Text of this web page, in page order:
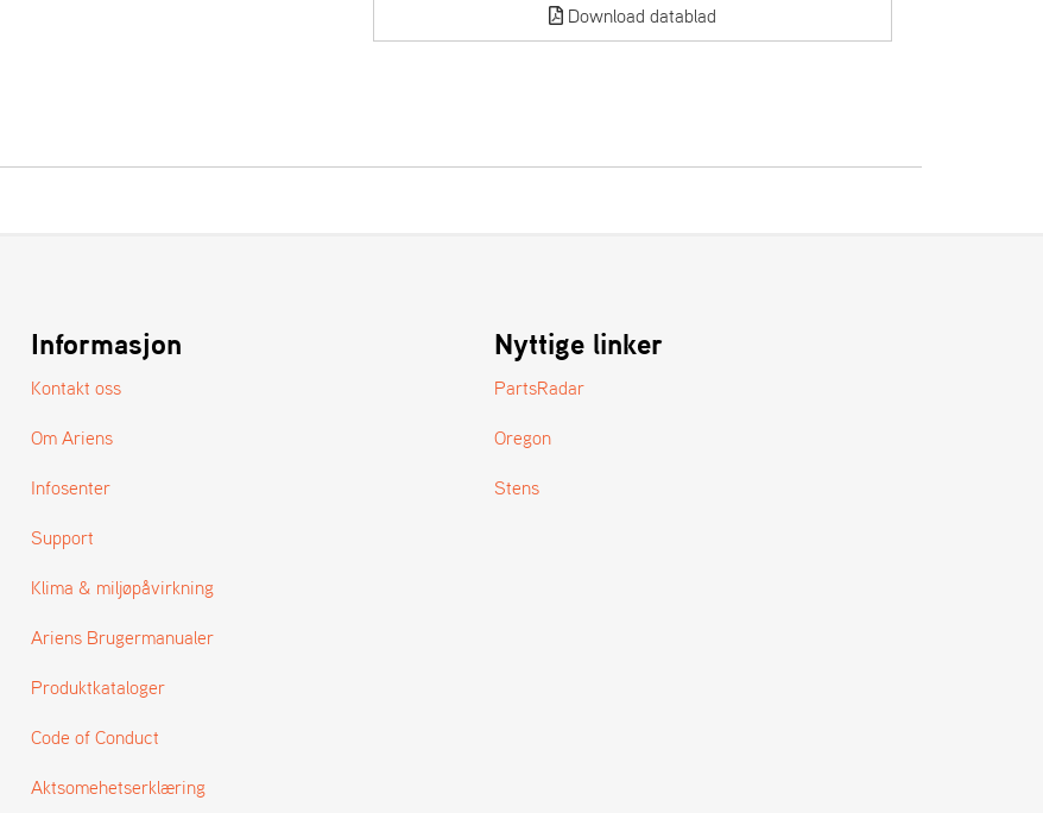
Download datablad
Informasjon
Kontakt oss
Om Ariens
Infosenter
Support
Klima & miljøpåvirkning
Ariens Brugermanualer
Produktkataloger
Code of Conduct
Aktsomehetserklæring
Nyttige linker
PartsRadar
Oregon
Stens